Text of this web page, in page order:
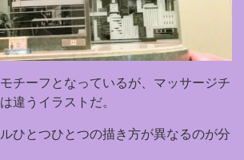
チーフとなっているが、マッサージチ
違うイラストだ。
ひとつひとつの描き方が異なるのが分